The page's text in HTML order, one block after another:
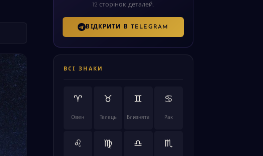
12 сторінок деталей.
ВІДКРИТИ В TELEGRAM
ВСІ ЗНАКИ
♈
Овен
♉
Телець
♊
Близнята
♋
Рак
♌ ♍ ♎ ♏